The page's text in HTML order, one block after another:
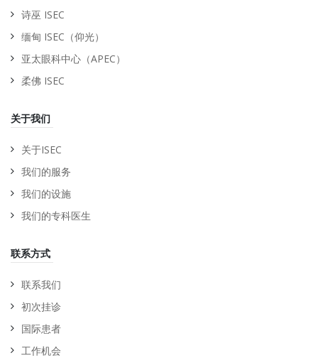
诗巫 ISEC
缅甸 ISEC（仰光）
亚太眼科中心（APEC）
柔佛 ISEC
关于我们
关于ISEC
我们的服务
我们的设施
我们的专科医生
联系方式
联系我们
初次挂诊
国际患者
工作机会